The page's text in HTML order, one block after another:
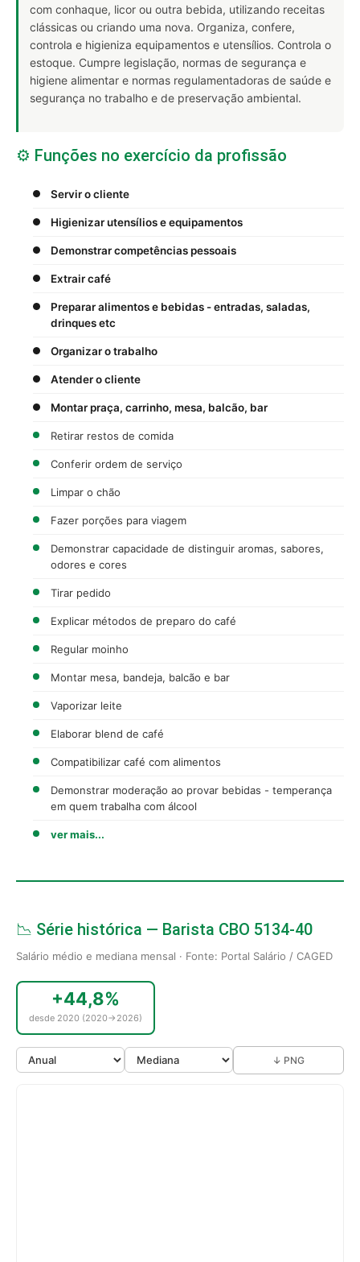
com conhaque, licor ou outra bebida, utilizando receitas
clássicas ou criando uma nova. Organiza, confere,
controla e higieniza equipamentos e utensílios. Controla o
estoque. Cumpre legislação, normas de segurança e
higiene alimentar e normas regulamentadoras de saúde e
segurança no trabalho e de preservação ambiental.
⚙️ Funções no exercício da profissão
Servir o cliente
Higienizar utensílios e equipamentos
Demonstrar competências pessoais
Extrair café
Preparar alimentos e bebidas - entradas, saladas,
drinques etc
Organizar o trabalho
Atender o cliente
Montar praça, carrinho, mesa, balcão, bar
Retirar restos de comida
Conferir ordem de serviço
Limpar o chão
Fazer porções para viagem
Demonstrar capacidade de distinguir aromas, sabores,
odores e cores
Tirar pedido
Explicar métodos de preparo do café
Regular moinho
Montar mesa, bandeja, balcão e bar
Vaporizar leite
Elaborar blend de café
Compatibilizar café com alimentos
Demonstrar moderação ao provar bebidas - temperança
em quem trabalha com álcool
ver mais...
📉 Série histórica — Barista CBO 5134-40
Salário médio e mediana mensal · Fonte: Portal Salário / CAGED
+44,8%
desde 2020 (2020→2026)
↓ PNG